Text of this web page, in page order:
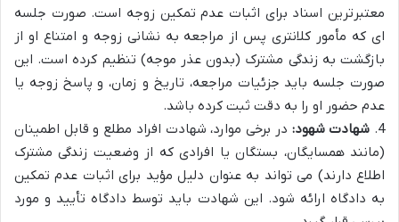
معتبرترین اسناد برای اثبات عدم تمکین زوجه است. صورت جلسه
ای که مأمور کلانتری پس از مراجعه به نشانی زوجه و امتناع او از
بازگشت به زندگی مشترک (بدون عذر موجه) تنظیم کرده است. این
صورت جلسه باید جزئیات مراجعه، تاریخ و زمان، و پاسخ زوجه یا
عدم حضور او را به دقت ثبت کرده باشد.
4. شهادت شهود: در برخی موارد، شهادت افراد مطلع و قابل اطمینان
(مانند همسایگان، بستگان یا افرادی که از وضعیت زندگی مشترک
اطلاع دارند) می تواند به عنوان دلیل مؤید برای اثبات عدم تمکین
به دادگاه ارائه شود. این شهادت باید توسط دادگاه تأیید و مورد